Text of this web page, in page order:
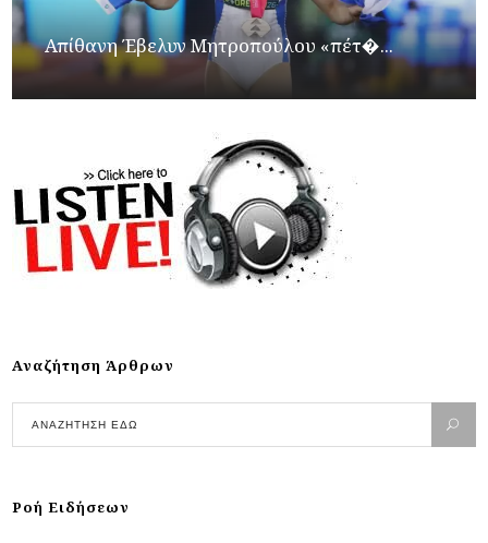
Απίθανη Έβελυν Μητροπούλου «πέτ�...
Αναζήτηση Άρθρων
Ροή Ειδήσεων